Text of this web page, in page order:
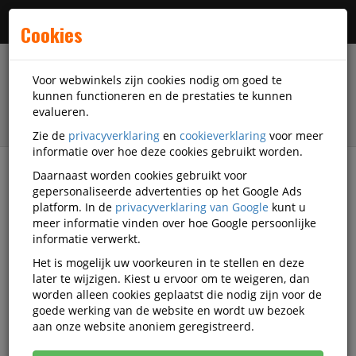
filter
Schrijfwaren Potloden Potloodstiften
Potloodstiften
Populariteit
Cookies
Voor webwinkels zijn cookies nodig om goed te
kunnen functioneren en de prestaties te kunnen
evalueren.
Zie de privacyverklaring en cookieverklaring voor meer
informatie over hoe deze cookies gebruikt worden.
Daarnaast worden cookies gebruikt voor
gepersonaliseerde advertenties op het Google Ads
platform. In de privacyverklaring van Google kunt u
meer informatie vinden over hoe Google persoonlijke
informatie verwerkt.
Het is mogelijk uw voorkeuren in te stellen en deze
later te wijzigen. Kiest u ervoor om te weigeren, dan
worden alleen cookies geplaatst die nodig zijn voor de
goede werking van de website en wordt uw bezoek
aan onze website anoniem geregistreerd.